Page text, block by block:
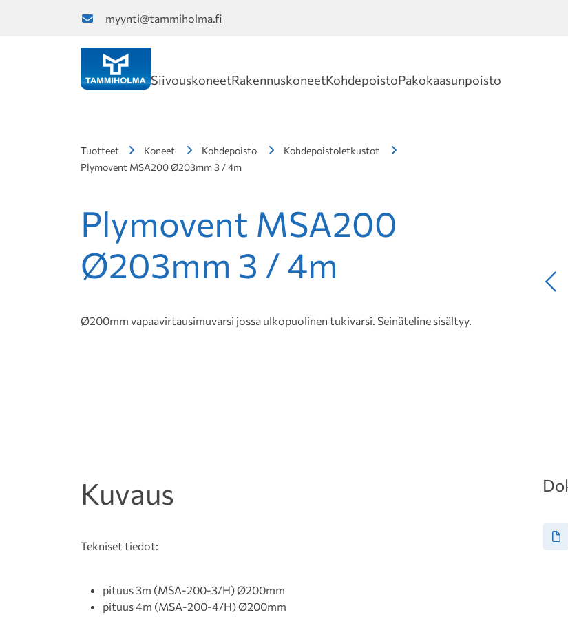
myynti@tammiholma.fi
SiivouskoneetRakennuskoneetKohdepoistoPakokaasunpoisto
Tuotteet Koneet Kohdepoisto
Kohdepoistoletkustot
Plymovent MSA200 Ø203mm 3 / 4m
Plymovent MSA200
Ø203mm 3 / 4m
Ø200mm vapaavirtausimuvarsi jossa ulkopuolinen tukivarsi. Seinäteline sisältyy.
Kuvaus
Tekniset tiedot:
pituus 3m (MSA-200-3/H) Ø200mm
pituus 4m (MSA-200-4/H) Ø200mm